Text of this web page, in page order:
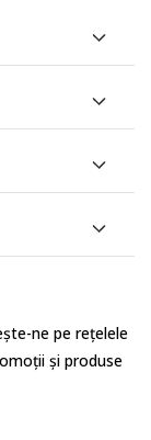
ne pe rețelele
și produse